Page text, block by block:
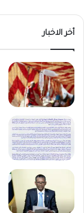
أخر الاخبار